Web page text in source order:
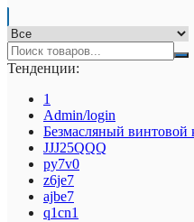
Тенденции:
1
Admin/login
Безмасляный винтовой
JJJ25QQQ
py7v0
z6je7
ajbe7
q1cn1